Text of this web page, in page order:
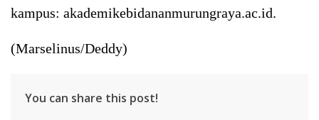
kampus: akademikebidananmurungraya.ac.id.
(Marselinus/Deddy)
You can share this post!